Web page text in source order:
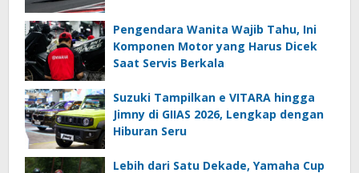
Pengendara Wanita Wajib Tahu, Ini
Komponen Motor yang Harus Dicek
Saat Servis Berkala
Suzuki Tampilkan e VITARA hingga
Jimny di GIIAS 2026, Lengkap dengan
Hiburan Seru
Lebih dari Satu Dekade, Yamaha Cup